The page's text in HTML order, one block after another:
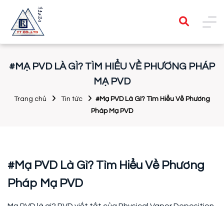
#MẠ PVD LÀ GÌ? TÌM HIỂU VỀ PHƯƠNG PHÁP
MẠ PVD
Trang chủ Tin tức
#Mạ PVD Là Gì? Tìm Hiểu Về Phương
Pháp Mạ PVD
#Mạ PVD Là Gì? Tìm Hiểu Về Phương
Pháp Mạ PVD